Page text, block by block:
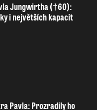
Jungwirtha (†60):
i největších kapacit
Pavla: Prozradily ho